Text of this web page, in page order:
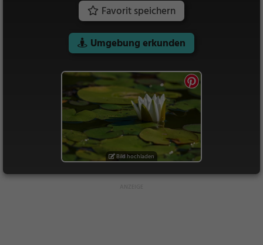
Favorit speichern
Umgebung erkunden
Bild hochladen